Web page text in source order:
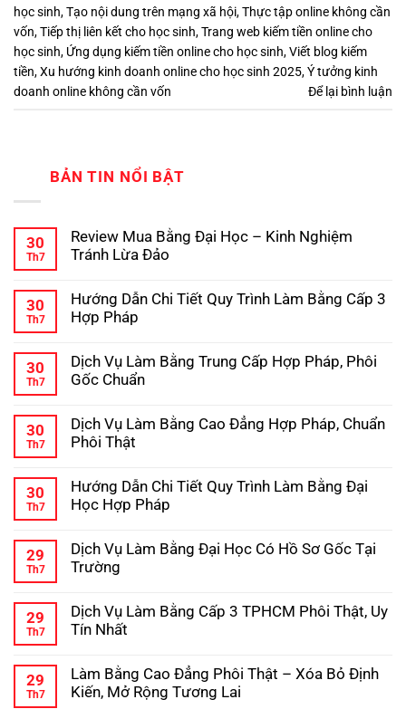
học sinh,Tạo nội dung trên mạng xã hội,Thực tập online không cần
vốn,Tiếp thị liên kết cho học sinh,Trang web kiếm tiền online cho
học sinh, Ứng dụng kiếm tiền online cho học sinh,Viết blog kiếm
tiền,Xu hướng kinh doanh online cho học sinh 2025,Ý tưởng kinh
doanh online không cần vốn
Để lại bình luận
BẢN TIN NỔI BẬT
30
Th7
Review Mua Bằng Đại Học – Kinh Nghiệm
Tránh Lừa Đảo
bình
luận
ở
Bằng
Đại
Học
Nghiệm
Tránh
Lừa
30
Th7
Hướng Dẫn Chi Tiết Quy Trình Làm Bằng Cấp 3
Hợp Pháp
bình
luận
ở
Chi
Tiết
Quy
Bằng
Cấp
3
30
Th7
Dịch Vụ Làm Bằng Trung Cấp Hợp Pháp, Phôi
Gốc Chuẩn
bình
luận
ở
Làm
Bằng
Trung
Pháp,
Phôi
Gốc
30
Th7
Dịch Vụ Làm Bằng Cao Đẳng Hợp Pháp, Chuẩn
Phôi Thật
bình
luận
ở
Làm
Bằng
Cao
Pháp,
Chuẩn
Phôi
30
Th7
Hướng Dẫn Chi Tiết Quy Trình Làm Bằng Đại
Học Hợp Pháp
bình
luận
ở
Chi
Tiết
Quy
Bằng
Đại
Học
29
Th7
Dịch Vụ Làm Bằng Đại Học Có Hồ Sơ Gốc Tại
Trường
bình
luận
ở
Làm
Bằng
Đại
29
Th7
Dịch Vụ Làm Bằng Cấp 3 TPHCM Phôi Thật, Uy
Tín Nhất
bình
luận
ở
29
Th7
Làm Bằng Cao Đẳng Phôi Thật – Xóa Bỏ Định
Kiến, Mở Rộng Tương Lai